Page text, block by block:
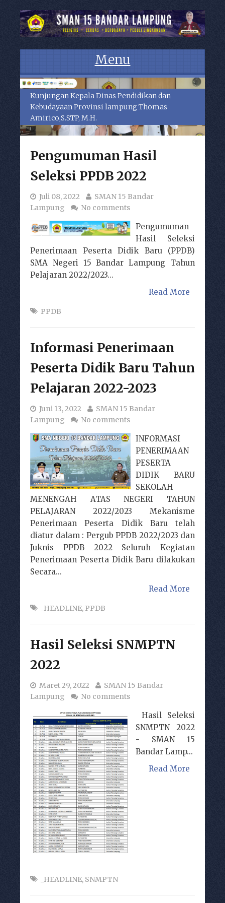
Menu
Skip to content
Kunjungan Kepala Dinas Pendidikan dan
Kebudayaan Provinsi lampung Thomas
Amirico,S.STP, M.H.
Pengumuman Hasil
Seleksi PPDB 2022
Juli 08, 2022
SMAN 15 Bandar
Lampung
No comments
Pengumuman
Hasil Seleksi
Penerimaan Peserta Didik Baru (PPDB)
SMA Negeri 15 Bandar Lampung Tahun
Pelajaran 2022/2023...
Read More
PPDB
Informasi Penerimaan
Peserta Didik Baru Tahun
Pelajaran 2022-2023
Juni 13, 2022
SMAN 15 Bandar
Lampung
No comments
INFORMASI
PENERIMAAN
PESERTA
DIDIK BARU
SEKOLAH
MENENGAH ATAS NEGERI TAHUN
PELAJARAN 2022/2023 Mekanisme
Penerimaan Peserta Didik Baru telah
diatur dalam : Pergub PPDB 2022/2023 dan
Juknis PPDB 2022 Seluruh Kegiatan
Penerimaan Peserta Didik Baru dilakukan
Secara...
Read More
_HEADLINE, PPDB
Hasil Seleksi SNMPTN
2022
Maret 29, 2022
SMAN 15 Bandar
Lampung
No comments
Hasil Seleksi
SNMPTN 2022
- SMAN 15
Bandar Lamp...
Read More
_HEADLINE, SNMPTN